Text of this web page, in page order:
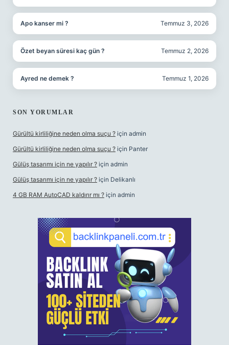
Apo kanser mi ? Temmuz 3, 2026
Özet beyan süresi kaç gün ? Temmuz 2, 2026
Ayred ne demek ? Temmuz 1, 2026
SON YORUMLAR
Gürültü kirliliğine neden olma suçu ? için admin
Gürültü kirliliğine neden olma suçu ? için Panter
Gülüş tasarımı için ne yapılır ? için admin
Gülüş tasarımı için ne yapılır ? için Delikanlı
4 GB RAM AutoCAD kaldırır mı ? için admin